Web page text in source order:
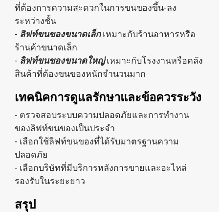
ที่ต้องการความสะดวกในการขนของขึ้น-ลง
ระหว่างชั้น
- ลิฟท์ขนของขนาดเล็กเหมาะกับร้านอาหารหรือ
ร้านค้าขนาดเล็ก
- ลิฟท์ขนของขนาดใหญ่เหมาะกับโรงงานหรือคลัง
สินค้าที่ต้องขนของหนักจำนวนมาก
เทคนิคการดูแลรักษาและข้อควรระวัง
- ตรวจสอบระบบความปลอดภัยและการทำงาน
ของลิฟท์ขนของเป็นประจำ
- เลือกใช้ลิฟท์ขนของที่ได้รับมาตรฐานความ
ปลอดภัย
- เลือกบริษัทที่มีบริการหลังการขายและอะไหล่
รองรับในระยะยาว
สรุป